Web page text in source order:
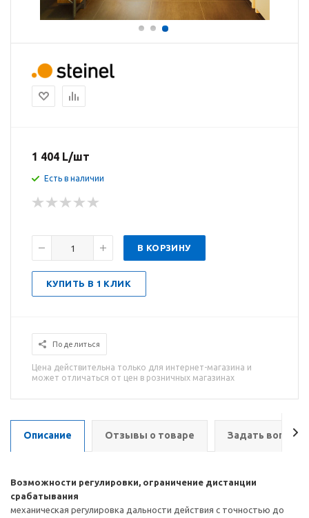
1 404 L/шт
Есть в наличии
В КОРЗИНУ
КУПИТЬ В 1 КЛИК
Поделиться
Цена действительна только для интернет-магазина и
может отличаться от цен в розничных магазинах
Описание Отзывы о товаре Задать вопрос
Возможности регулировки, ограничение дистанции
срабатывания
механическая регулировка дальности действия с точностью до